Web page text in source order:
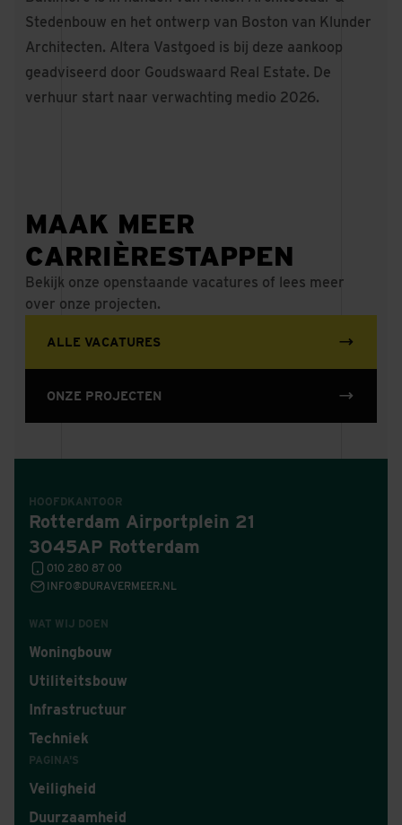
Stedenbouw en het ontwerp van Boston van Klunder
Architecten. Altera Vastgoed is bij deze aankoop
geadviseerd door Goudswaard Real Estate. De
verhuur start naar verwachting medio 2026.
MAAK MEER
CARRIÈRESTAPPEN
Bekijk onze openstaande vacatures of lees meer
over onze projecten.
ALLE VACATURES
ONZE PROJECTEN
WAT WIJ DOEN
Woningbouw
Utiliteitsbouw
Infrastructuur
Techniek
PAGINA'S
Veiligheid
Duurzaamheid
HOOFDKANTOOR
Rotterdam Airportplein 21
3045AP Rotterdam
010 280 87 00
INFO@DURAVERMEER.NL